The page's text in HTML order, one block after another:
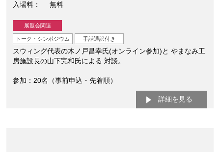
入場料
無料
展覧会関連
トーク・シンポジウム 手話通訳付き
スウィング代表の木ノ戸昌幸氏(オンライン参加)と やまなみ工
房施設長の山下完和氏による 対談。
参加：20名（事前申込・先着順）
詳細を見る